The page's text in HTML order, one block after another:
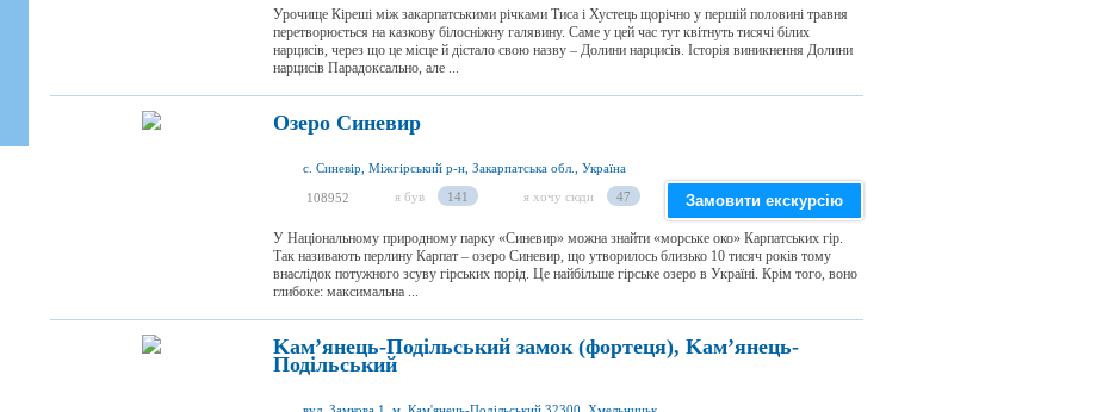
Урочище Кіреші між закарпатськими річками Тиса і Хустець щорічно у першій половині травня
перетворюється на казкову білосніжну галявину. Саме у цей час тут квітнуть тисячі білих
нарцисів, через що це місце й дістало свою назву – Долини нарцисів. Історія виникнення Долини
нарцисів Парадоксально, але ...
Озеро Синевир
с. Синевір, Міжгірський р-н, Закарпатська обл., Україна
108952 я був 141 я хочу сюди 47 Замовити екскурсію
У Національному природному парку «Синевир» можна знайти «морське око» Карпатських гір.
Так називають перлину Карпат – озеро Синевир, що утворилось близько 10 тисяч років тому
внаслідок потужного зсуву гірських порід. Це найбільше гірське озеро в Україні. Крім того, воно
глибоке: максимальна ...
Kам’янець-Подільський замок (фортеця), Kам’янець-
Подільський